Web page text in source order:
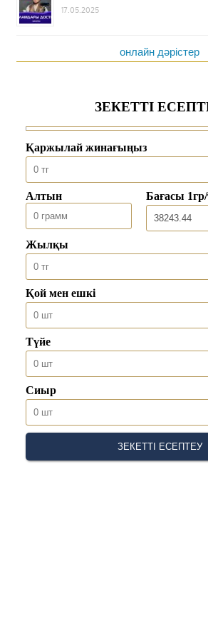
17.05.2025
онлайн дәрістер